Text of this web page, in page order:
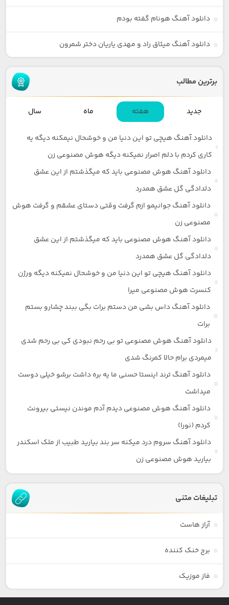
دانلود آهنگ هونام گفته بودم
دانلود آهنگ میثاق راد و مهدی یاریان دختر شمرون
برترین مطالب
جدید هفته ماه سال
دانلود آهنگ هیچی تو این دنیا من و خوشحال نیمکنه دیگه یه
کاری کردم با دلم اصرار نمیکنه دیگه هوش مصنوعی زن
دانلود آهنگ هوش مصنوعی باید که میگذشتم از این عشق
دلدادگی گل عشق همدرد
دانلود آهنگ جوانیمو ازم گرفت وقتی دستای عشقم و گرفت هوش
مصنوعی زن
دانلود آهنگ هوش مصنوعی باید که میگذشتم از این عشق
دلدادگی گل عشق همدرد
دانلود آهنگ هیچی تو این دنیا من و خوشحال نمیکنه دیگه ورژن
کنسرت هوش مصنوعی میرا
دانلود آهنگ داس بشی من دستم برات بگی ببند چشارو بستم
برات
دانلود آهنگ هوش مصنوعی تو بی رحم نبودی کی بی رحم شدی
میمردی برام حالا کمرنگ شدی
دانلود آهنگ ترند اینستا حسنی ما یه بره داشت برشو خیلی دوست
میداشت
دانلود آهنگ هوش مصنوعی دیدم آدم موندن نیستی بیرونت
کردم (نورا)
دانلود آهنگ سروم درد میکنه سر بند بیارید طبیب از ملک اسکندر
بیارید هوش مصنوعی زن
تبلیغات متنی
آراز هاست
برج خنک کننده
فاز موزیک